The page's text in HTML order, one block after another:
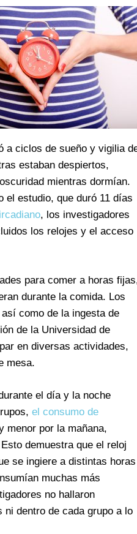
a ciclos de sueño y vigilia
estaban despiertos,
mientras dormían.
el estudio, que duró 11 días
, los investigadores
los relojes y el acceso
para comer a horas
durante la comida. Los
como de la ingesta de
de la Universidad de
en diversas actividades,
mesa.
el día y la noche
el consumo de
menor por la mañana,
demuestra que el reloj
se ingiere a distintas horas
muchas más
no hallaron
dentro de cada grupo a lo